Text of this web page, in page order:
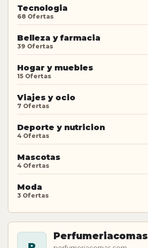
Tecnologia
68 Ofertas
Belleza y farmacia
39 Ofertas
Hogar y muebles
15 Ofertas
Viajes y ocio
7 Ofertas
Deporte y nutricion
4 Ofertas
Mascotas
4 Ofertas
Moda
3 Ofertas
Perfumeriacomas